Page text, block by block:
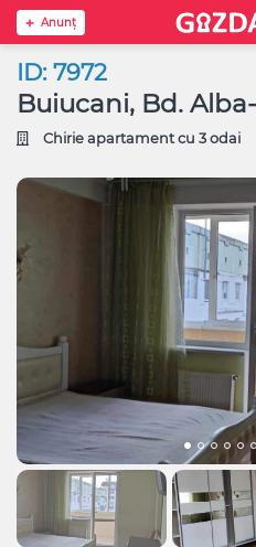
Anunţ
ID: 7972
Buiucani, Bd.
Chirie apartament cu 3 odai